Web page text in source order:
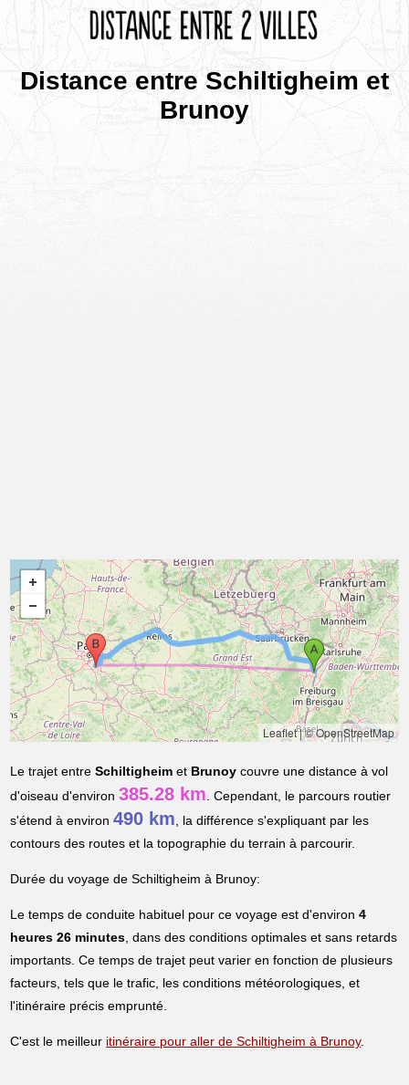
Distance entre Schiltigheim et
Brunoy
Leaflet|© OpenStreetMap
Le trajet entreSchiltigheim et Brunoy couvre une distance à vol
d'oiseau d'environ385.28 km. Cependant, le parcours routier
s'étend à environ490 km, la différence s'expliquant par les
contours des routes et la topographie du terrain à parcourir.
Durée du voyage de Schiltigheim à Brunoy:
Le temps de conduite habituel pour ce voyage est d'environ4
heures 26 minutes, dans des conditions optimales et sans retards
importants. Ce temps de trajet peut varier en fonction de plusieurs
facteurs, tels que le trafic, les conditions météorologiques, et
l'itinéraire précis emprunté.
C'est le meilleur itinéraire pour aller de Schiltigheim à Brunoy.